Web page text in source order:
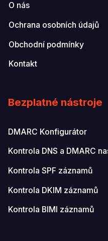
O nás
Ochrana osobních údajů
Obchodní podmínky
Kontakt
Bezplatné nástroje
DMARC Konfigurátor
Kontrola DNS a DMARC
Kontrola SPF záznamů
Kontrola DKIM záznamů
Kontrola BIMI záznamů